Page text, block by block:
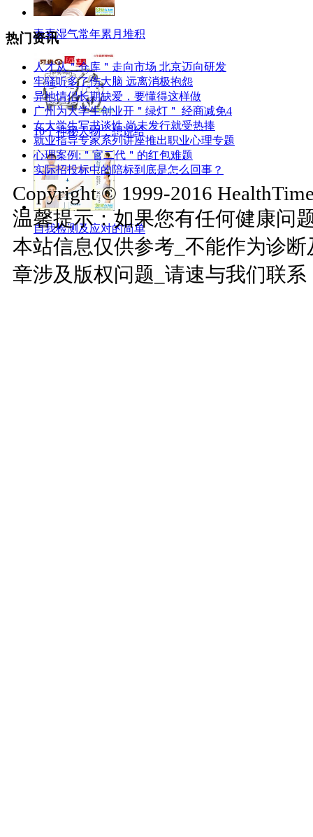
毒素湿气常年累月堆积
10个神秘人物，想说给
自我检测及应对的简单
热门资讯
人才从＂仓库＂走向市场 北京迈向研发
牢骚听多了伤大脑 远离消极抱怨
异地情侣长期缺爱，要懂得这样做
广州为大学生创业开＂绿灯＂ 经商减免4
女大学生写书谈性 尚未发行就受热捧
就业指导专家系列讲座推出职业心理专题
心理案例:＂官二代＂的红包难题
实际招投标中的陪标到底是怎么回事？
Copyright © 1999-2016
温馨提示：如果您有任何健康问
本站信息仅供参考_不能作为诊
章涉及版权问题_请速与我们联系